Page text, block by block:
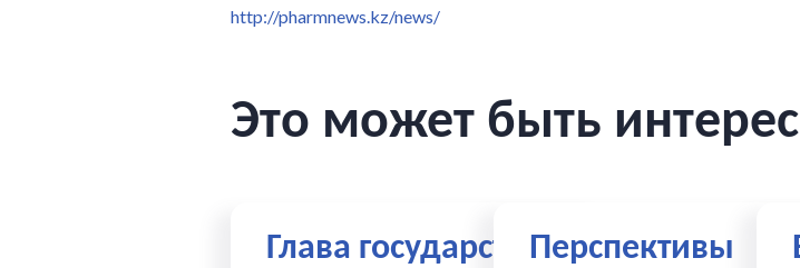
http://pharmnews.kz/news/
Это может быть
Глава государстваПерспективы